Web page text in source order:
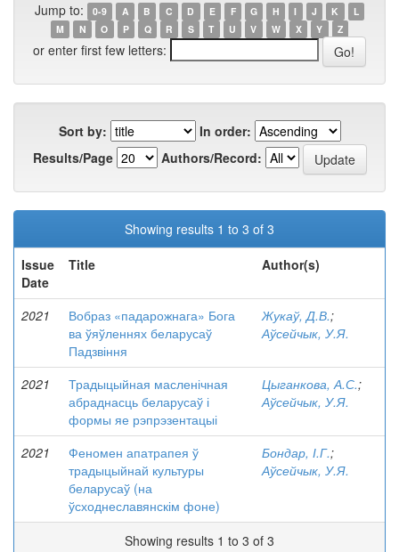
Jump to: 0-9 A B C D E F G H I J K
L
M
N O P Q R S T U V W X Y Z
or enter first few letters:
Sort by:
In order:
Results/Page
Authors/Record:
Showing results 1 to 3 of 3
Issue
Date
Title Author(s)
2021
Вобраз «падарожнага» Бога
ва ўяўленнях беларусаў
Падзвіння
Жукаў, Д.В.;
Аўсейчык, У.Я.
2021
Традыцыйная масленічная
абраднасць беларусаў і
формы яе рэпрэзентацыі
Цыганкова, А.С.;
Аўсейчык, У.Я.
2021
Феномен апатрапея ў
традыцыйнай культуры
беларусаў (на
ўсходнеславянскім фоне)
Бондар, І.Г.;
Аўсейчык, У.Я.
Showing results 1 to 3 of 3